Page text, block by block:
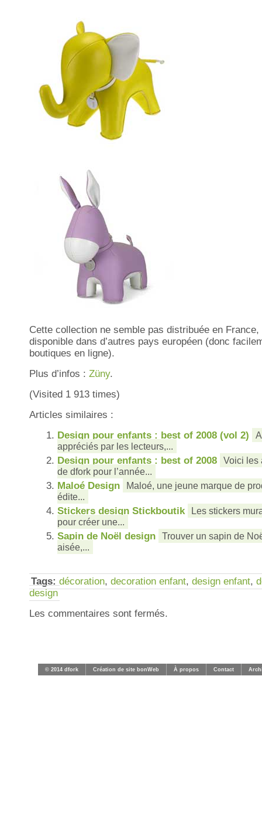
Cette collection ne semble pas distribuée en
disponible dans d’autres pays européen (donc
boutiques en ligne).
Plus d’infos : Züny.
(Visited 1 913 times)
Articles similaires :
Design pour enfants : best of 2008 (vol 2)
appréciés par les lecteurs,...
Design pour enfants : best of 2008
Voici les
de dfork pour l’année...
Maloé Design
Maloé, une jeune marque de
édite...
Stickers design Stickboutik
Les stickers
pour créer une...
Sapin de Noël design
Trouver un sapin de
aisée,...
Tags: décoration, decoration enfant, design enfant,
design
Les commentaires sont fermés.
© 2014 dfork Création de site bonWeb À propos Contact